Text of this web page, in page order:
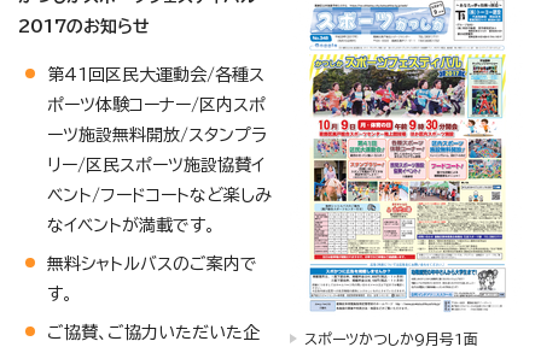
スポーツかつしか9月号1面
2017のお知らせ
第41回区民大運動会/各種ス
ポーツ体験コーナー/区内スポ
ーツ施設無料開放/スタンプラ
リー/区民スポーツ施設協賛イ
ベント/フードコートなど楽しみ
なイベントが満載です。
無料シャトルバスのご案内で
す。
ご協賛、ご協力いただいた企